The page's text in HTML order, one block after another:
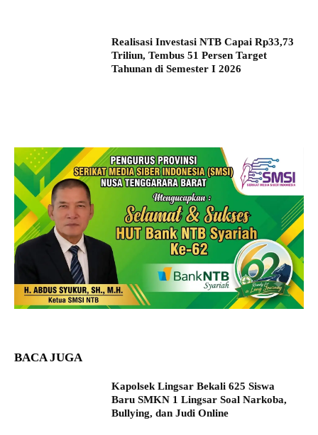
Realisasi Investasi NTB Capai Rp33,73
Triliun, Tembus 51 Persen Target
Tahunan di Semester I 2026
BACA JUGA
Kapolsek Lingsar Bekali 625 Siswa
Baru SMKN 1 Lingsar Soal Narkoba,
Bullying, dan Judi Online